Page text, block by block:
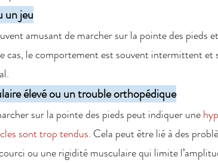
un jeu
amusant de marcher sur la pointe des pieds
cas, le comportement est souvent intermittent et
élevé ou un trouble orthopédique
sur la pointe des pieds peut indiquer une
sont trop tendus. Cela peut être lié à des
ou une rigidité musculaire qui limite